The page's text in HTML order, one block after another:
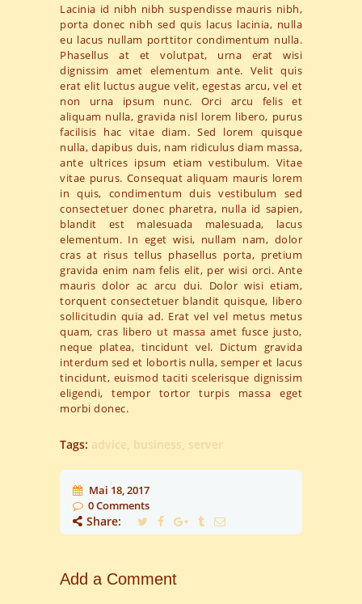
Lacinia id nibh nibh suspendisse mauris nibh,
porta donec nibh sed quis lacus lacinia, nulla
eu lacus nullam porttitor condimentum nulla.
Phasellus at et volutpat, urna erat wisi
dignissim amet elementum ante. Velit quis
erat elit luctus augue velit, egestas arcu, vel et
non urna ipsum nunc. Orci arcu felis et
aliquam nulla, gravida nisl lorem libero, purus
facilisis hac vitae diam. Sed lorem quisque
nulla, dapibus duis, nam ridiculus diam massa,
ante ultrices ipsum etiam vestibulum. Vitae
vitae purus. Consequat aliquam mauris lorem
in quis, condimentum duis vestibulum sed
consectetuer donec pharetra, nulla id sapien,
blandit est malesuada malesuada, lacus
elementum. In eget wisi, nullam nam, dolor
cras at risus tellus phasellus porta, pretium
gravida enim nam felis elit, per wisi orci. Ante
mauris dolor ac arcu dui. Dolor wisi etiam,
torquent consectetuer blandit quisque, libero
sollicitudin quia ad. Erat vel vel metus metus
quam, cras libero ut massa amet fusce justo,
neque platea, tincidunt vel. Dictum gravida
interdum sed et lobortis nulla, semper et lacus
tincidunt, euismod taciti scelerisque dignissim
eligendi, tempor tortor turpis massa eget
morbi donec.
Tags: advice, business, server
Mai 18, 2017
0Comments
Share:
Add a Comment